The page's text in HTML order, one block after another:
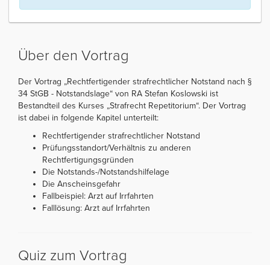
Über den Vortrag
Der Vortrag „Rechtfertigender strafrechtlicher Notstand nach §
34 StGB - Notstandslage“ von RA Stefan Koslowski ist
Bestandteil des Kurses „Strafrecht Repetitorium“. Der Vortrag
ist dabei in folgende Kapitel unterteilt:
Rechtfertigender strafrechtlicher Notstand
Prüfungsstandort/Verhältnis zu anderen
Rechtfertigungsgründen
Die Notstands-/Notstandshilfelage
Die Anscheinsgefahr
Fallbeispiel: Arzt auf Irrfahrten
Falllösung: Arzt auf Irrfahrten
Quiz zum Vortrag